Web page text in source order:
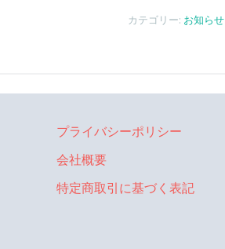
カテゴリー: お知らせ
プライバシーポリシー
会社概要
特定商取引に基づく表記